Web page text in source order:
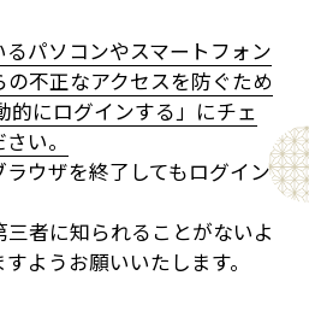
パソコンやスマートフォン
不正なアクセスを防ぐため
的にログインする」にチェ
い。
ウザを終了してもログイン
者に知られることがないよ
ようお願いいたします。